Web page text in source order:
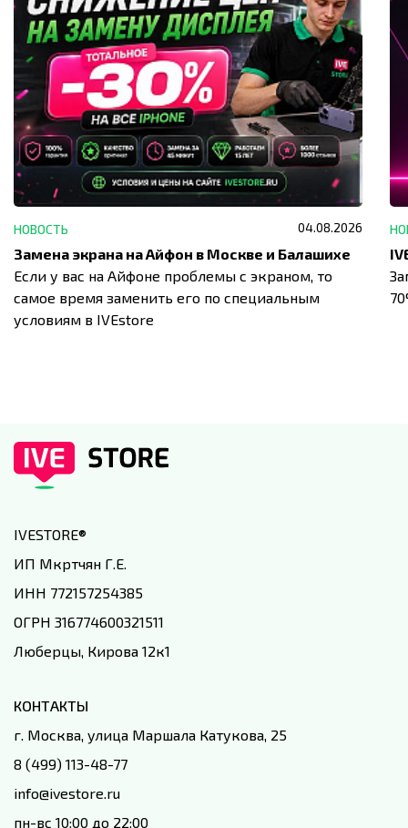
НОВОСТЬ 04.08.2026
Замена экрана на Айфон в Москве и Балашихе
Если у вас на Айфоне проблемы с экраном, то
самое время заменить его по специальным
условиям в IVEstore
IVESTORE®
ИП Мкртчян Г.Е.
ИНН 772157254385
ОГРН 316774600321511
Люберцы, Кирова 12к1
КОНТАКТЫ
г. Москва, улица Маршала Катукова, 25
8 (499) 113-48-77
info@ivestore.ru
пн-вс 10:00 до 22:00